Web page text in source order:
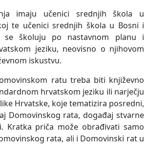
imaju učenici srednjih škola u
te učenici srednjih škola u Bosni i
se školuju po nastavnom planu i
jeziku, neovisno o njihovom
iskustvu.
ratu treba biti književno
hrvatskom jeziku ili narječju
Hrvatske, koje tematizira posredni,
Domovinskog rata, događaj stvarne
Kratka priča može obrađivati samo
rata, ali i Domovinski rat u